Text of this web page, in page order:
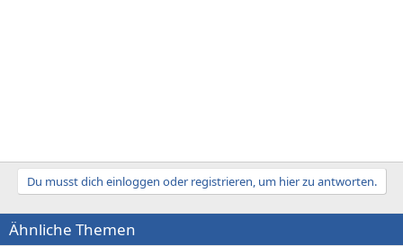
Du musst dich einloggen oder registrieren, um hier zu antworten.
Ähnliche Themen